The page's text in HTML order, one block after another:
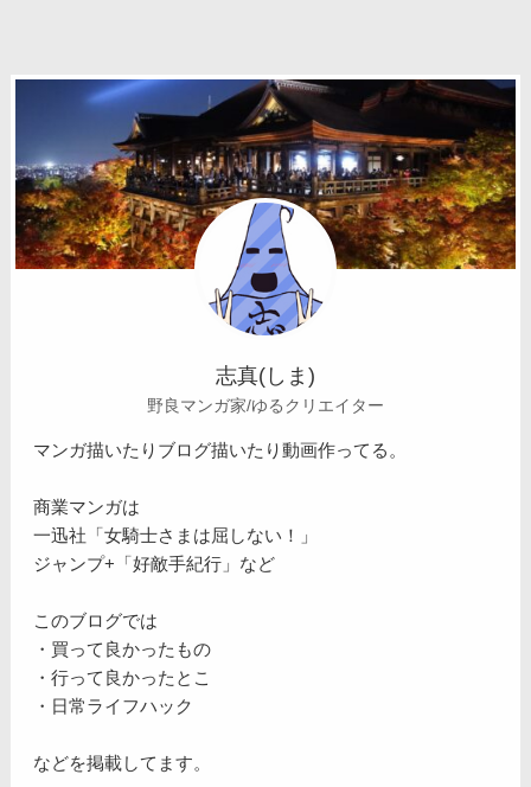
志真(しま)
野良マンガ家/ゆるクリエイター
マンガ描いたりブログ描いたり動画作ってる。
商業マンガは
一迅社「女騎士さまは屈しない！」
ジャンプ+「好敵手紀行」など
このブログでは
・買って良かったもの
・行って良かったとこ
・日常ライフハック
などを掲載してます。